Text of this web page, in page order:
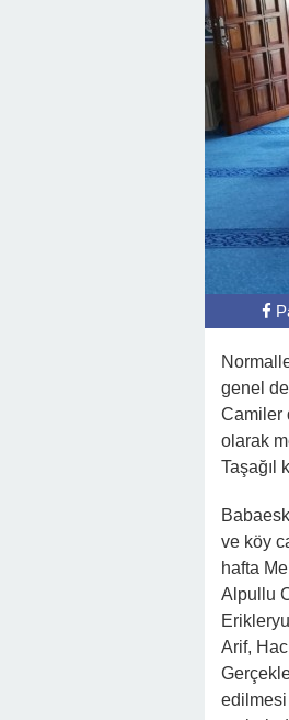
genel
Camiler
olarak
Taşağıl
ve köy
hafta
Alpullu
Arif,
edilmesi